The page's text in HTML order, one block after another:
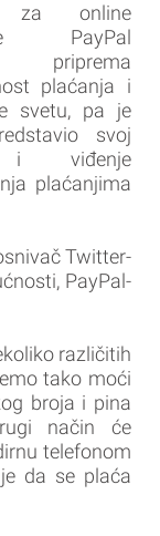
za online
PayPal
priprema
plaćanja i
svetu, pa je
svoj
i viđenje
plaćanjima
Twitter-
PayPal-
različitih
tako moći
broja i pina
način će
telefonom
da se plaća